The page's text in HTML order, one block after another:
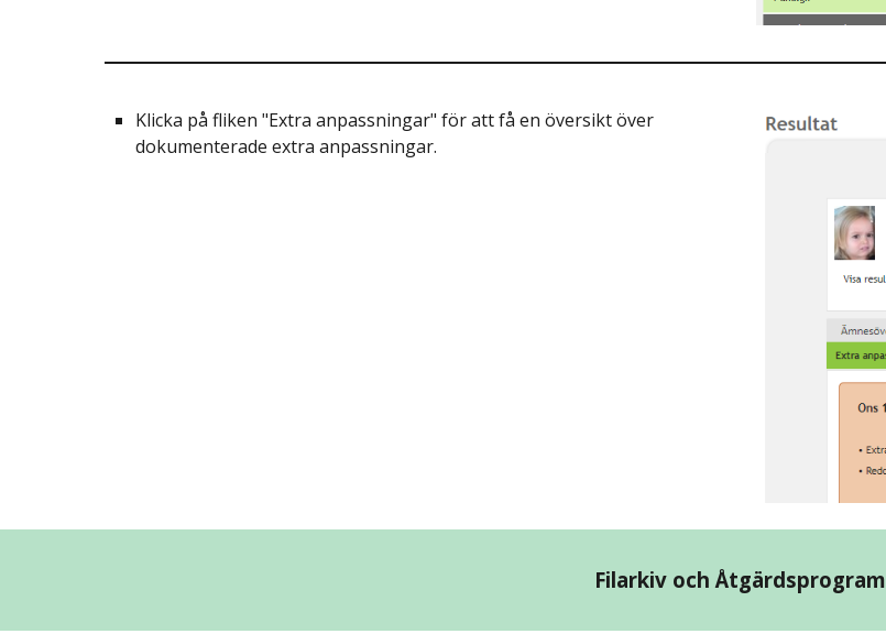
Klicka på fliken "Extra anpassningar" för att få en översikt över
dokumenterade extra anpassningar.
Filarkiv och Åtgärdsprogram